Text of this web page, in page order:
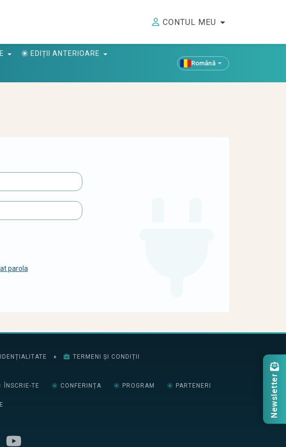
CONTUL MEU
EDIȚII ANTERIOARE
Română
parola
♦ TERMENI ȘI CONDIȚII
ÎNSCRIE-TE CONFERINȚA PROGRAM PARTENERI Newsletter